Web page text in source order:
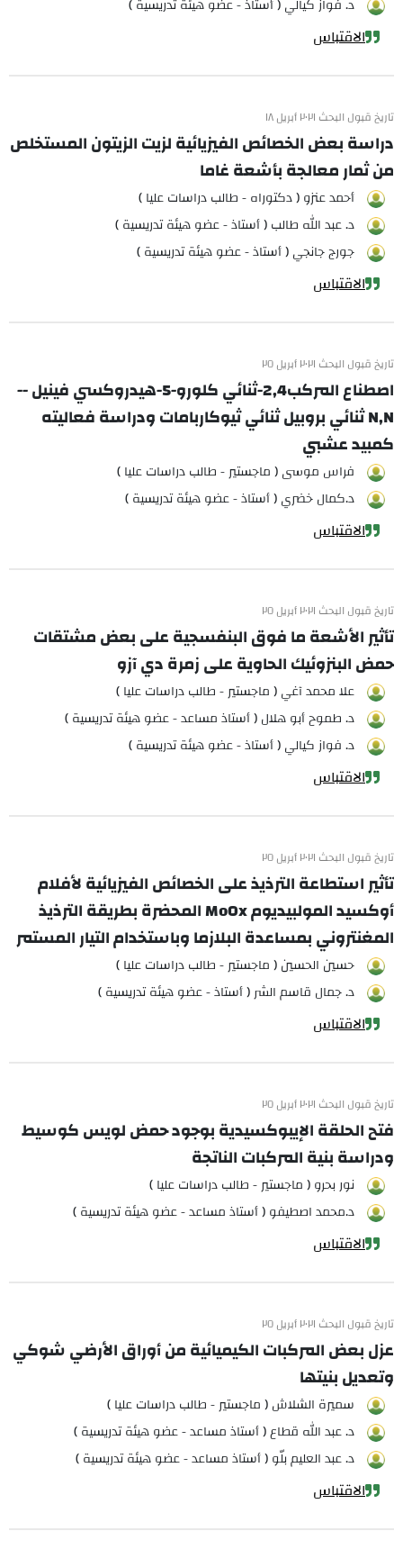
د. فواز كيالي ( أستاذ - عضو هيئة تدريسية )
الاقتباس
تاريخ قبول البحث ٢٠٢١ أبريل ١٨
دراسة بعض الخصائص الفيزيائية لزيت الزيتون المستخلص
من ثمار معالجة بأشعة غاما
أحمد عنزو ( دكتوراه - طالب دراسات عليا )
د. عبد الله طالب ( أستاذ - عضو هيئة تدريسية )
جورج جانجي ( أستاذ - عضو هيئة تدريسية )
الاقتباس
تاريخ قبول البحث ٢٠٢١ أبريل ٢٥
اصطناع المركب2,4-ثنائي كلورو-5-هيدروكسي فينيل --
N,N ثنائي بروبيل ثنائي ثيوكاربامات ودراسة فعاليته
كمبيد عشبي
فراس موسى ( ماجستير - طالب دراسات عليا )
د.كمال خضري ( أستاذ - عضو هيئة تدريسية )
الاقتباس
تاريخ قبول البحث ٢٠٢١ أبريل ٢٥
تأثير الأشعة ما فوق البنفسجية على بعض مشتقات
حمض البنزوئيك الحاوية على زمرة دي آزو
علا محمد آغي ( ماجستير - طالب دراسات عليا )
د. طموح أبو هلال ( أستاذ مساعد - عضو هيئة تدريسية )
د. فواز كيالي ( أستاذ - عضو هيئة تدريسية )
الاقتباس
تاريخ قبول البحث ٢٠٢١ أبريل ٢٥
تأثير استطاعة الترذيذ على الخصائص الفيزيائية لأفلام
أوكسيد المولبيديوم MoOx المحضرة بطريقة الترذيذ
المغنتروني بمساعدة البلازما وباستخدام التيار المستمر
حسين الحسين ( ماجستير - طالب دراسات عليا )
د. جمال قاسم الشر ( أستاذ - عضو هيئة تدريسية )
الاقتباس
تاريخ قبول البحث ٢٠٢١ أبريل ٢٥
فتح الحلقة الإيبوكسيدية بوجود حمض لويس كوسيط
ودراسة بنية المركبات الناتجة
نور بحرو ( ماجستير - طالب دراسات عليا )
د.محمد اصطيفو ( أستاذ مساعد - عضو هيئة تدريسية )
الاقتباس
تاريخ قبول البحث ٢٠٢١ أبريل ٢٥
عزل بعض المركبات الكيميائية من أوراق الأرضي شوكي
وتعديل بنيتها
سميرة الشلاش ( ماجستير - طالب دراسات عليا )
د. عبد الله قطاع ( أستاذ مساعد - عضو هيئة تدريسية )
د. عبد العليم بلّو ( أستاذ مساعد - عضو هيئة تدريسية )
الاقتباس